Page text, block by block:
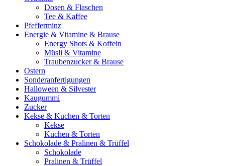
Dosen & Flaschen
Tee & Kaffee
Pfefferminz
Energie & Vitamine & Brause
Energy Shots & Koffein
Müsli & Vitamine
Traubenzucker & Brause
Ostern
Sonderanfertigungen
Halloween & Silvester
Kaugummi
Zucker
Kekse & Kuchen & Torten
Kekse
Kuchen & Torten
Schokolade & Pralinen & Trüffel
Schokolade
Pralinen & Trüffel